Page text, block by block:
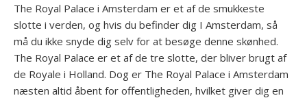
The Royal Palace i Amsterdam er et af de smukkeste
slotte i verden, og hvis du befinder dig I Amsterdam, så
må du ikke snyde dig selv for at besøge denne skønhed.
The Royal Palace er et af de tre slotte, der bliver brugt af
de Royale i Holland. Dog er The Royal Palace i Amsterdam
næsten altid åbent for offentligheden, hvilket giver dig en